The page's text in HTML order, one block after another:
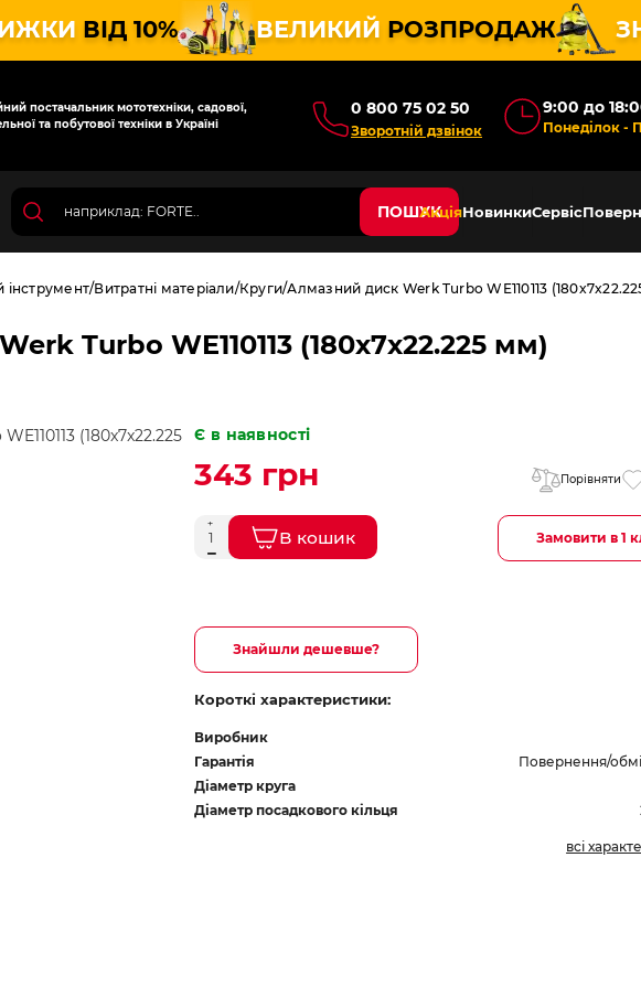
ВІД 10% ВЕЛИКИЙ РОЗПРОДАЖ
постачальник мототехніки, садової,
та побутової техніки в Україні
0 800 75 02 50
Зворотній дзвінок
9:00 до
Понеділок -
ПОШУКАкціяНовинкиСервіс
інструмент Витратні матеріали Круги Алмазний диск Werk Turbo WE110113
Turbo WE110113 (180x7x22.225 мм)
Є в наявності
343 грн Порівняти
В кошик Замовити в 1
Знайшли дешевше?
Короткі характеристики:
Виробник
Гарантія
Повернення/
Діаметр круга
Діаметр посадкового кільця
всі